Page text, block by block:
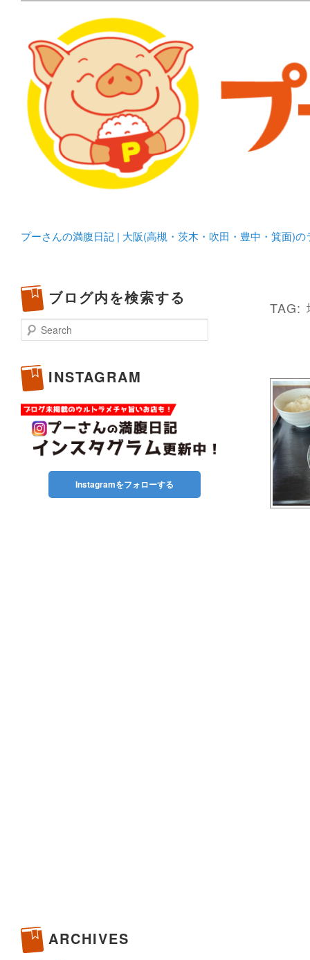
プーさんの満腹日記 |
豊中・箕面)のランチ＆
化してます。
プーさんの満腹日記 | 大阪(高槻・茨木・吹田・豊中・箕面)
TAG:
ブログ内を検索する
Search
INSTAGRAM
Instagramをフォローする
ARCHIVES